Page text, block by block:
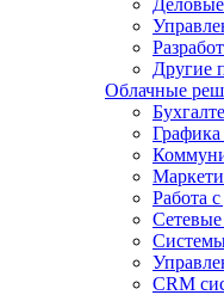
Другие
Облачные
Работа
CRM